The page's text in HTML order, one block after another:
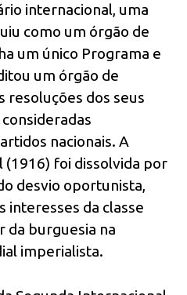
internacional, uma
como um órgão de
um único Programa e
um órgão de
resoluções dos seus
nacionais. A
(1916) foi dissolvida por
desvio oportunista,
interesses da classe
da burguesia na
imperialista.